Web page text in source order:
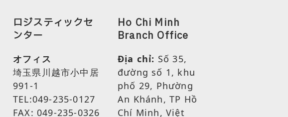
ロジスティックセ
ンター
オフィス
埼玉県川越市小中居
991-1
TEL:049-235-0127
FAX: 049-235-0326
Ho Chi Minh
Branch Office
Địa chỉ: Số 35,
đường số 1, khu
phố 29, Phường
An Khánh, TP Hồ
Chí Minh, Việt